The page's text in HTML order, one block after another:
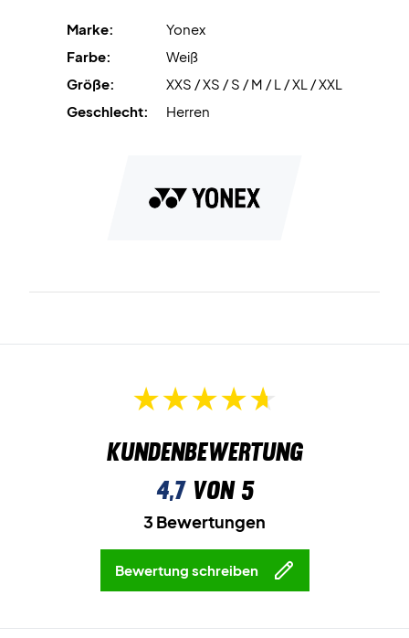
Farbe: Weiß
Marke:
Yonex
Farbe:
Weiß
Größe:
XXS / XS / S / M / L / XL / XXL
Geschlecht:
Herren
Kundenbewertung
4,7von 5
3 Bewertungen
Bewertung schreiben